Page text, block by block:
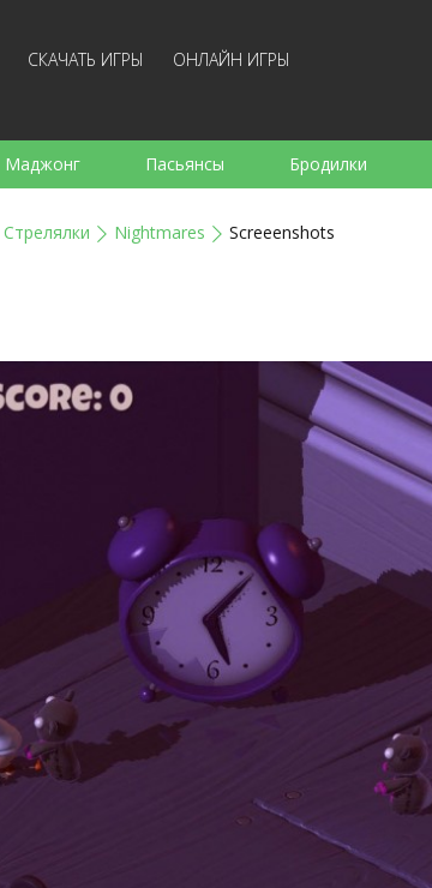
СКАЧАТЬ ИГРЫ ОНЛАЙН ИГРЫ
Маджонг Пасьянсы Бродилки
Стрелялки Nightmares Screeenshots